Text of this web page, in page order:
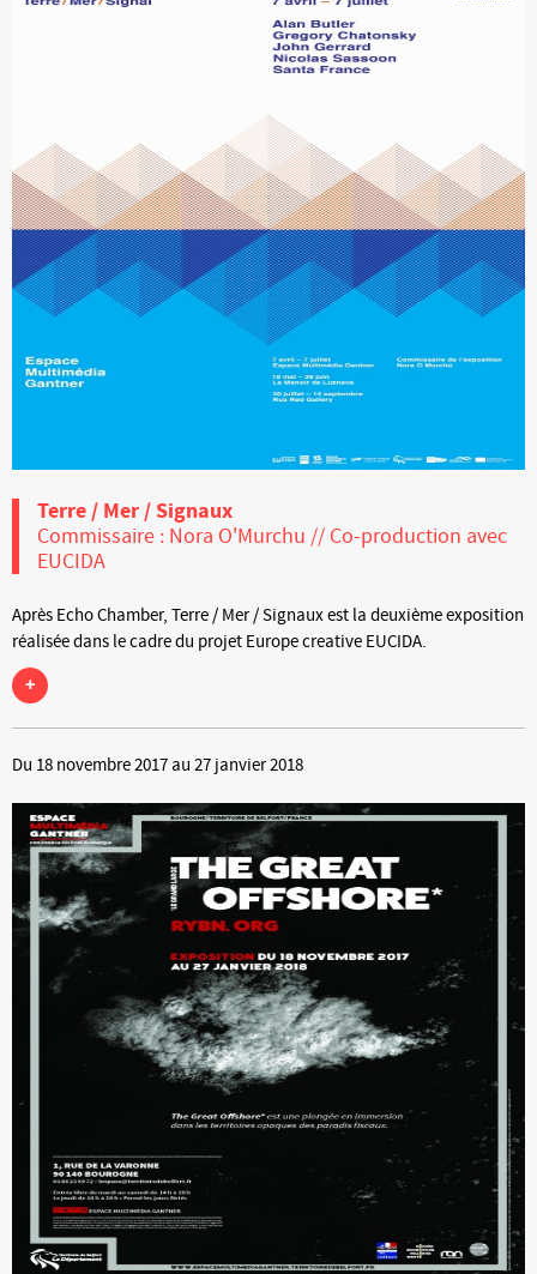
Terre / Mer / Signaux
Commissaire : Nora O'Murchu // Co-production avec
EUCIDA
Après Echo Chamber, Terre / Mer / Signaux est la deuxième exposition
réalisée dans le cadre du projet Europe creative EUCIDA.
+
Du 18 novembre 2017 au 27 janvier 2018